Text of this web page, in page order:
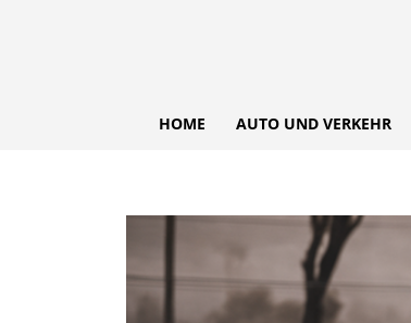
HOME AUTO UND VERKEHR